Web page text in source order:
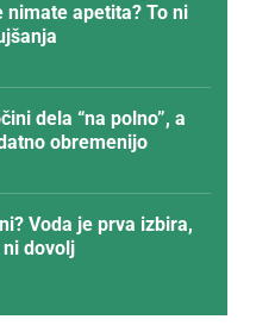
nimate apetita? To ni
dela “na polno”, a
obremenijo
Voda je prva izbira,
dovolj